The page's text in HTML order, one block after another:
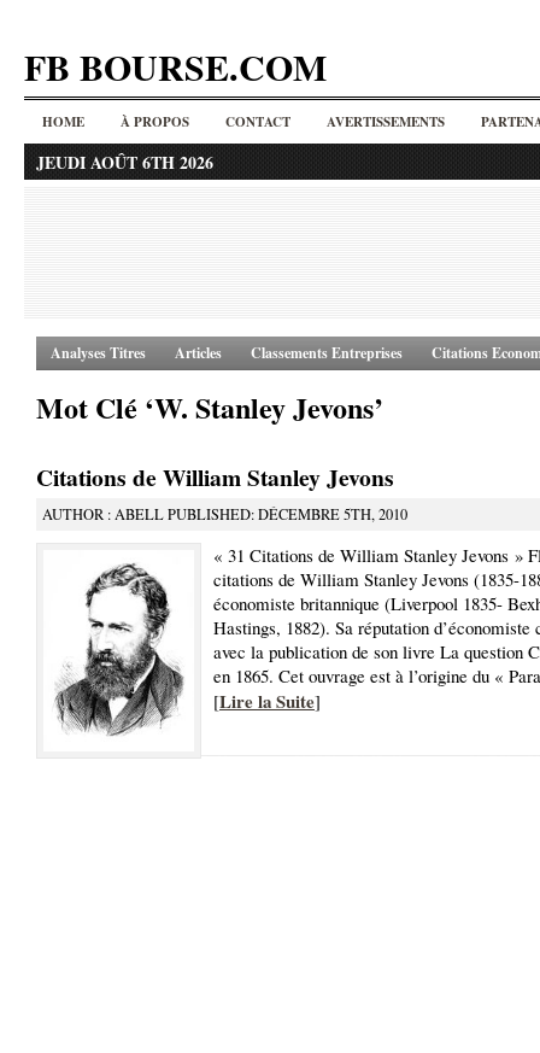
FB BOURSE.COM
HOME À PROPOS CONTACT AVERTISSEMENTS
JEUDI AOÛT 6TH 2026
Analyses Titres Articles Classements Entreprises Citations
Mot Clé ‘W. Stanley Jevons’
Citations de William Stanley Jevons
AUTHOR : ABELL PUBLISHED: DÉCEMBRE 5TH, 2010
« 31 Citations de William Stanley Jevons »
citations de William Stanley Jevons (1835-
économiste britannique (Liverpool 1835-
Hastings, 1882). Sa réputation d’économiste
avec la publication de son livre La question
en 1865. Cet ouvrage est à l’origine du «
[Lire la Suite]